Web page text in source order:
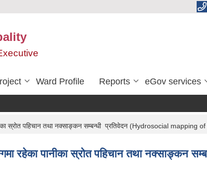
Ward Profile Reports eGov services
स्रोत पहिचान तथा नक्साङ्कन सम्बन्धी प्रतिवेदन (Hydrosocial
रहेका पानीका स्रोत पहिचान तथा